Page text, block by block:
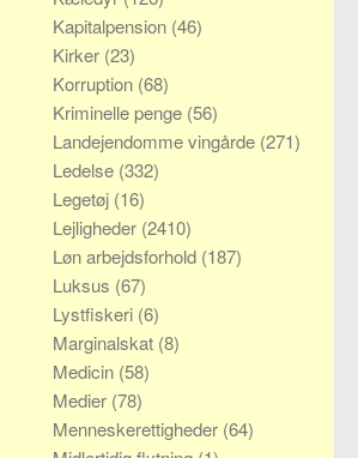
Kapitalpension (46)
Kirker (23)
Korruption (68)
Kriminelle penge (56)
Landejendomme vingårde (271)
Ledelse (332)
Legetøj (16)
Lejligheder (2410)
Løn arbejdsforhold (187)
Luksus (67)
Lystfiskeri (6)
Marginalskat (8)
Medicin (58)
Medier (78)
Menneskerettigheder (64)